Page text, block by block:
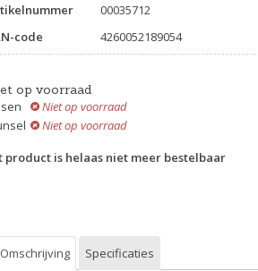
00035712
code
4260052189054
op voorraad
Niet op voorraad
Niet op voorraad
product is helaas niet meer bestelbaar
Omschrijving Specificaties